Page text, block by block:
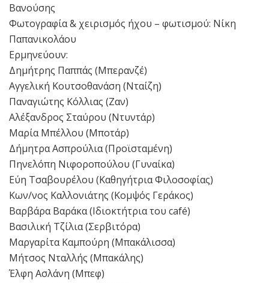
Βανούσης
Φωτογραφία & χειρισμός ήχου – φωτισμού: Νίκη
Παπανικολάου
Ερμηνεύουν:
Δημήτρης Παππάς (Μπερανζέ)
Αγγελική Κουτσοθανάση (Νταίζη)
Παναγιώτης Κόλλιας (Ζαν)
Αλέξανδρος Σταύρου (Ντυντάρ)
Μαρία Μπέλλου (Μποτάρ)
Δήμητρα Ασπρούλια (Προϊσταμένη)
Πηνελόπη Νιφοροπούλου (Γυναίκα)
Εύη Τσαβουρέλου (Καθηγήτρια Φιλοσοφίας)
Κων/νος Καλλονιάτης (Κομψός Γεράκος)
Βαρβάρα Βαράκα (Ιδιοκτήτρια του café)
Βασιλική Τζίλια (Σερβιτόρα)
Μαργαρίτα Καμπούρη (Μπακάλισσα)
Μήτσος Νταλλής (Μπακάλης)
Έλφη Ασλάνη (Μπεφ)